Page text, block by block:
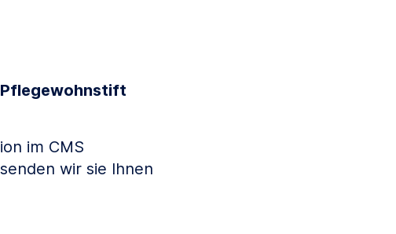
Pflegewohnstift
im CMS
wir sie Ihnen